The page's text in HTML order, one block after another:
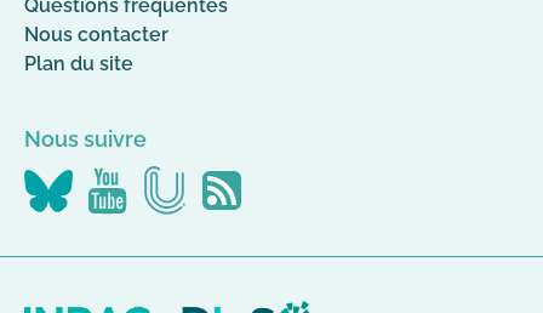
Questions fréquentes
Nous contacter
Plan du site
Nous suivre
Nous
suivre
Nous
suivre
Nous
suivre
Flus
RSS